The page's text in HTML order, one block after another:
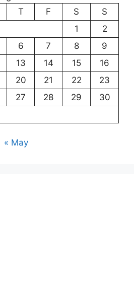
T F S
S
1
2
6 7 8
9
13 14 15
16
20 21 22
23
27 28 29
30
« May